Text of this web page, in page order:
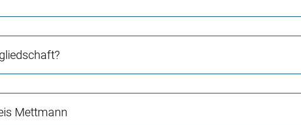
Mettmann